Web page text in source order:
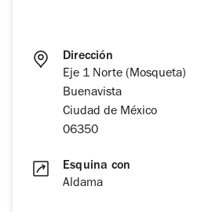
Dirección
Eje 1 Norte (Mosqueta)
Buenavista
Ciudad de México
06350
Esquina con
Aldama